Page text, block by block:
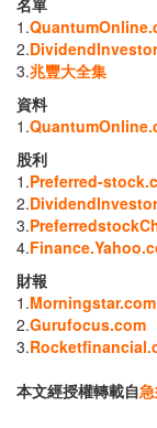
名單
1.
2.
3.兆豐大全集
資料
1.
股利
1.Preferred-
2.
3.
4.
財報
1.Morningstar.com
2.Gurufocus.com
3.
本文經授權轉載自